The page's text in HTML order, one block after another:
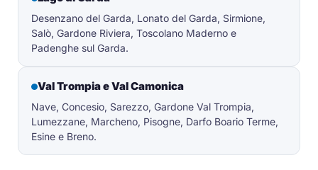
Desenzano del Garda, Lonato del Garda, Sirmione,
Salò, Gardone Riviera, Toscolano Maderno e
Padenghe sul Garda.
Val Trompia e Val Camonica
Nave, Concesio, Sarezzo, Gardone Val Trompia,
Lumezzane, Marcheno, Pisogne, Darfo Boario Terme,
Esine e Breno.